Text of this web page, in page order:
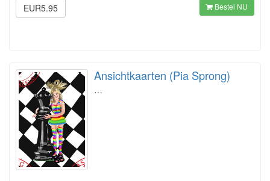
EUR5.95
Bestel NU
Ansichtkaarten (Pia Sprong)
…